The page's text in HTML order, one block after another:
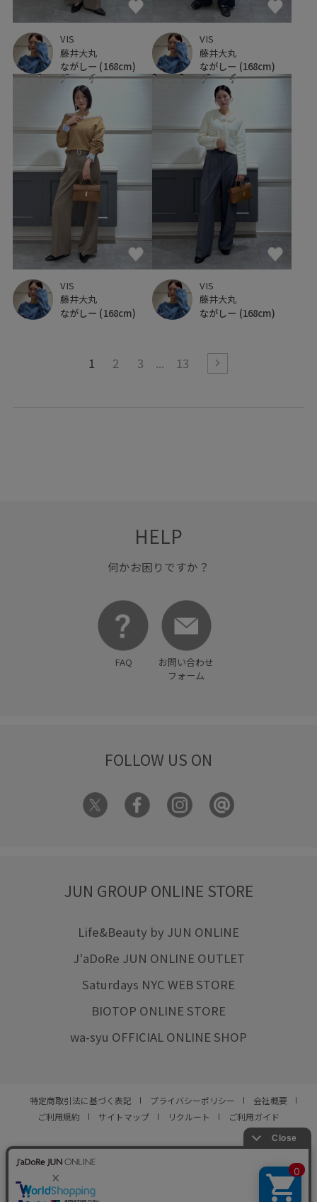
VIS
藤井大丸
ながしー (168cm)
VIS
藤井大丸
ながしー (168cm)
VIS
藤井大丸
ながしー (168cm)
VIS
藤井大丸
ながしー (168cm)
1 2 3 13
HELP
何かお困りですか？
FAQ
お問い合わせ
フォーム
FOLLOW US ON
JUN GROUP ONLINE STORE
Life&Beauty by JUN ONLINE
J'aDoRe JUN ONLINE OUTLET
Saturdays NYC WEB STORE
BIOTOP ONLINE STORE
wa-syu OFFICIAL ONLINE SHOP
特定商取引法に基づく表記 プライバシーポリシー
会社概要
ご利用規約
サイトマップ リクルート ご利用ガイド
© JUN CO.,LTD. ALL RIGHTS RESERVED.